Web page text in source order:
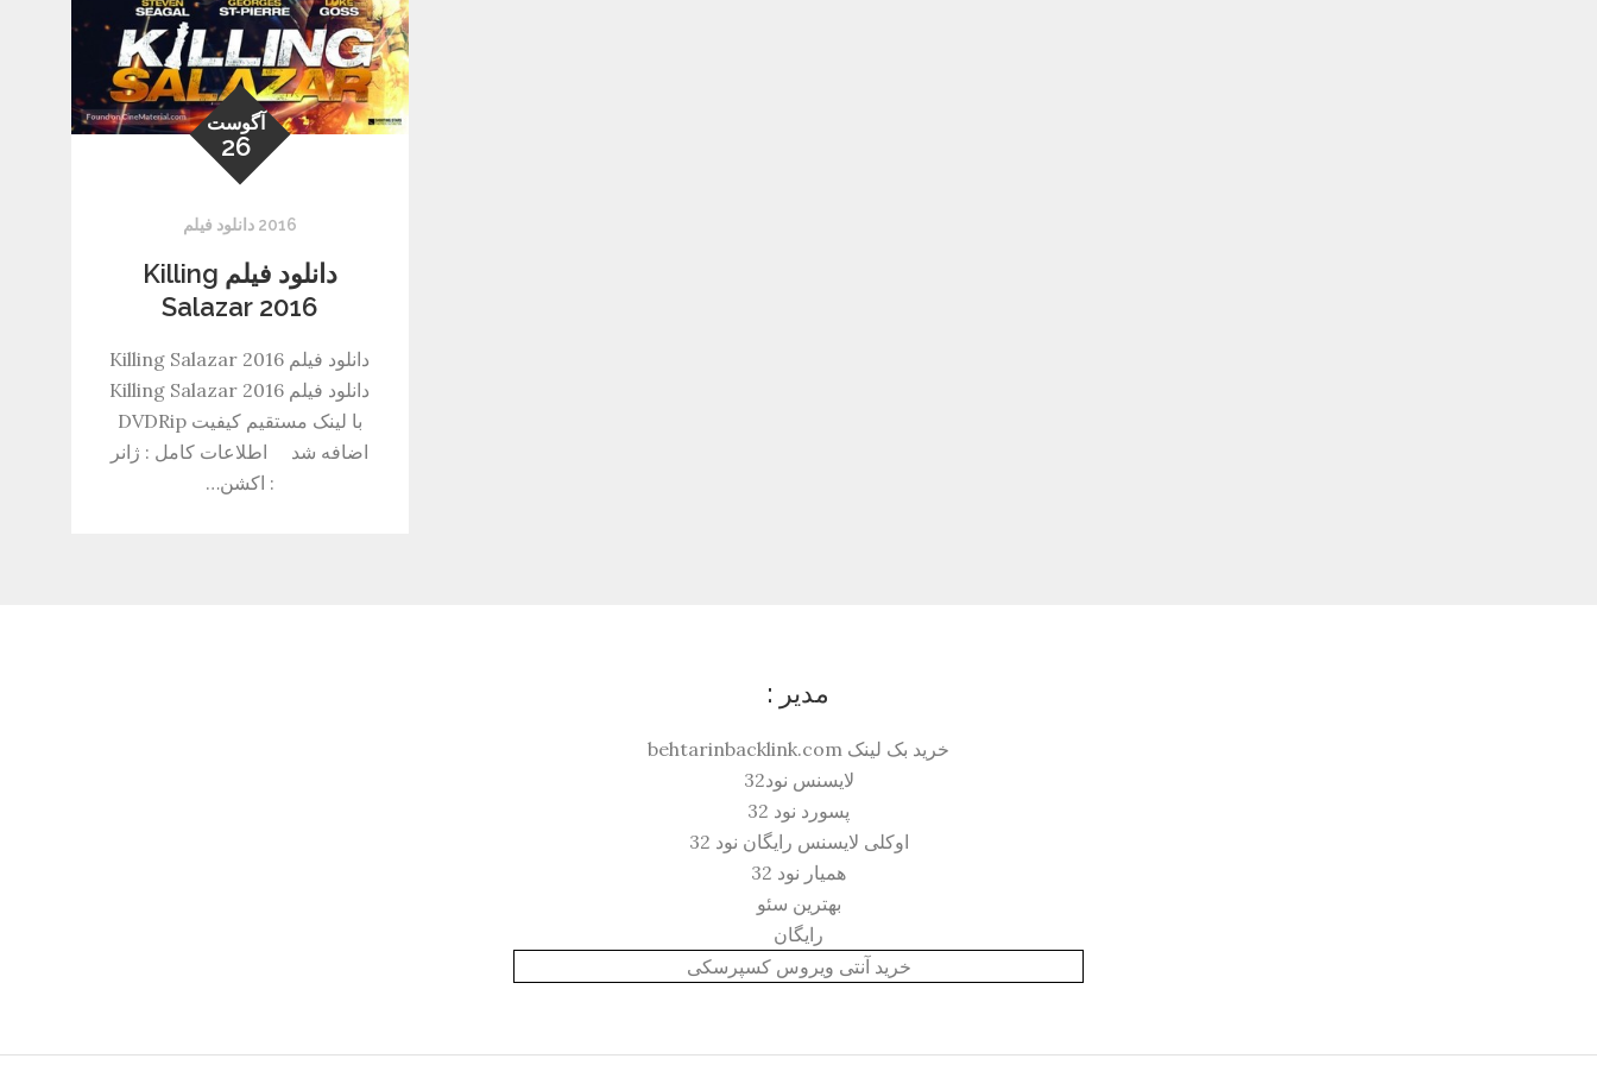
آگوست
26
2016 دانلود فیلم
دانلود فیلم Killing
Salazar 2016
دانلود فیلم Killing Salazar 2016
دانلود فیلم Killing Salazar 2016
با لینک مستقیم کیفیت DVDRip
اضافه شد اطلاعات کامل : ژانر
: اکشن…
مدیر :
خرید بک لینک behtarinbacklink.com
لایسنس نود32
پسورد نود 32
اوکلی لایسنس رایگان نود 32
همیار نود 32
بهترین سئو
رایگان
خرید آنتی ویروس کسپرسکی